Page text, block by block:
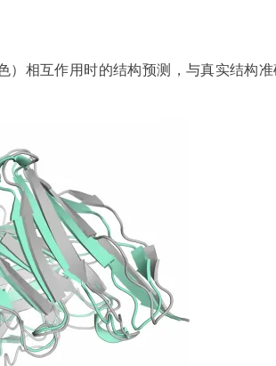
）相互作用时的结构预测，与真实结构